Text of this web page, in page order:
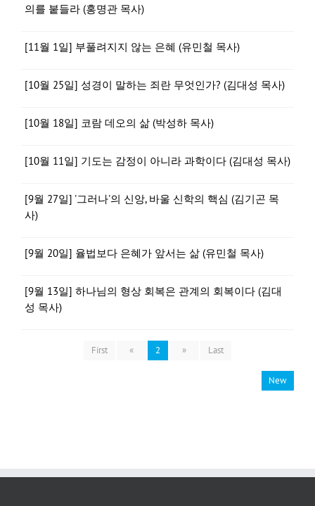
의를 붙들라 (홍명관 목사)
[11월 1일] 부풀려지지 않는 은혜 (유민철 목사)
[10월 25일] 성경이 말하는 죄란 무엇인가? (김대성 목사)
[10월 18일] 코람 데오의 삶 (박성하 목사)
[10월 11일] 기도는 감정이 아니라 과학이다 (김대성 목사)
[9월 27일] '그러나'의 신앙, 바울 신학의 핵심 (김기곤 목
사)
[9월 20일] 율법보다 은혜가 앞서는 삶 (유민철 목사)
[9월 13일] 하나님의 형상 회복은 관계의 회복이다 (김대
성 목사)
First « 2 » Last
New